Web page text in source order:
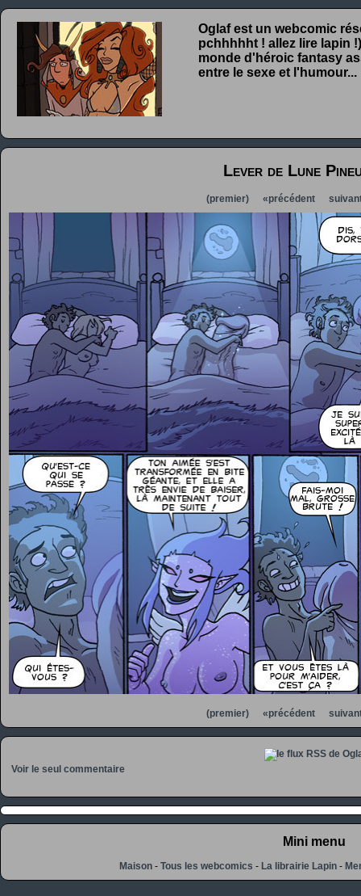
Oglaf est un webcomic
pchhhhht ! allez lire lapin
monde d'héroic fantasy
entre le sexe et l'humour...
Lever de Lune
(premier) «précédent
(premier) «précédent
Voir le seul commentaire
Mini menu
Maison -Tous les webcomics -La librairie Lapin -